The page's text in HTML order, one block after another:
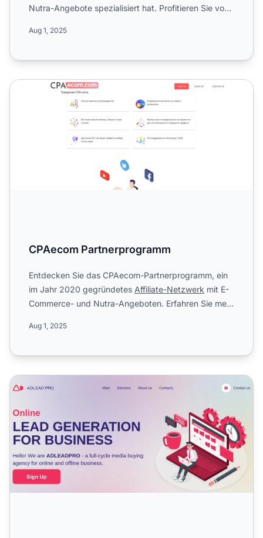
Nutra-Angebote spezialisiert hat. Profitieren Sie von
Aug 1, 2025
CPAecom Partnerprogramm
CPAecom Partnerprogramm
Entdecken Sie das CPAecom-Partnerprogramm, ein
im Jahr 2020 gegründetes Affiliate-Netzwerk mit E-
Commerce- und Nutra-Angeboten. Erfahren Sie mehr
Aug 1, 2025
Adleadpro Affiliate-Programm